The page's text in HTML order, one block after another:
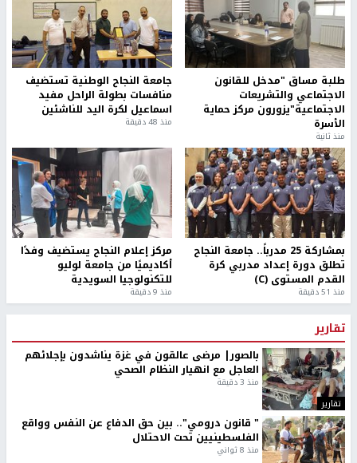
طلبة مساق "مدخل للقانون
الاجتماعي والتشريعات
الاجتماعية"يزورون مركز حماية
الأسرة
منذ ثانية
جامعة النجاح الوطنية تستضيف
منافسات بطولة الراحل مفيد
اسماعيل لكرة اليد للناشئين
منذ 48 دقيقة
بمشاركة 25 مدرباً.. جامعة النجاح
تطلق دورة إعداد مدربي كرة
القدم المستوى (C)
منذ 51 دقيقة
مركز إعلام النجاح يستضيف وفدًا
أكاديميًا من جامعة لوليو
للتكنولوجيا السويدية
منذ 9 دقيقة
تقارير
تقارير
بالصور| مرضى عالقون في غزة يناشدون بإجلائهم
العاجل مع انهيار النظام الصحي
منذ 3 دقيقة
" قانون درومي".. بين حق الدفاع عن النفس وواقع
الفلسطينيين تحت الاحتلال
منذ 8 ثواني